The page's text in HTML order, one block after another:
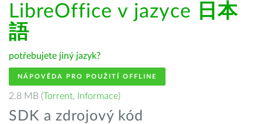
LibreOffice v jazyce
日本
語
potřebujete jiný jazyk?
NÁPOVĚDA PRO POUŽITÍ OFFLINE
2.8 MB (Torrent, Informace)
SDK a zdrojový kód